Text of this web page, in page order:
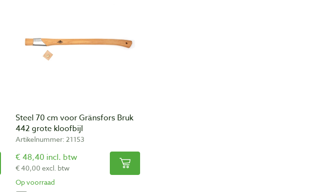
Steel 70 cm voor Gränsfors Bruk
442 grote kloofbijl
Artikelnummer: 21153
€ 48,40 incl. btw
€ 40,00 excl. btw
Op voorraad